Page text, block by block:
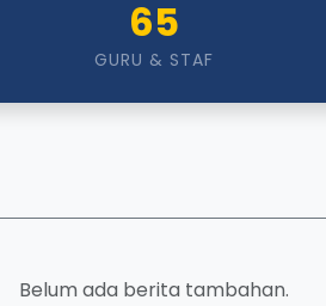
65
GURU & STAF
Belum ada berita tambahan.